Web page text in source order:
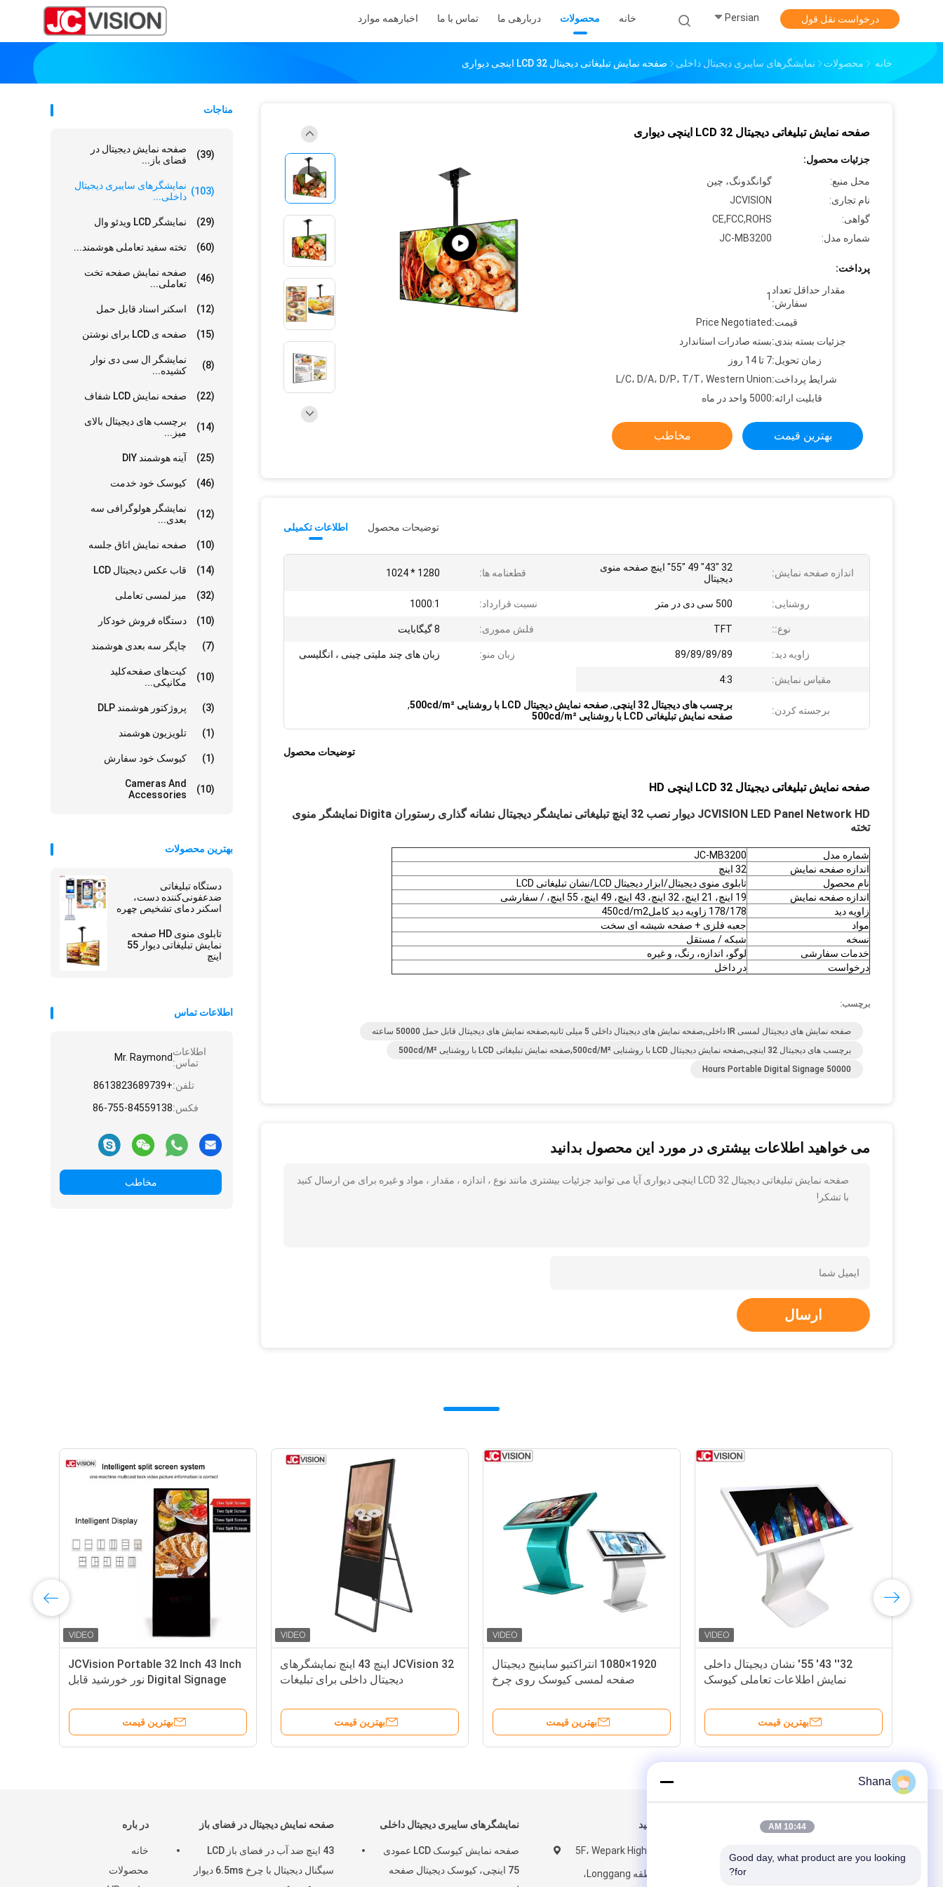
خانه محصولات دربارهی ما تماس با ما اخبار همه موارد Persian درخواست نقل قول
خانه محصولات نمایشگرهای سایبری دیجیتال داخلی صفحه نمایش تبلیغاتی دیجیتال LCD 32 اینچی دیواری
مناجات
صفحه نمایش دیجیتال در
فضای باز...
(39)
نمایشگرهای سایبری دیجیتال
داخلی...
(103)
نمایشگر LCD ویدئو وال (29)
تخته سفید تعاملی هوشمند... (60)
صفحه نمایش صفحه تخت
تعاملی...
(46)
اسکنر اسناد قابل حمل (12)
صفحه ی LCD برای نوشتن (15)
نمایشگر ال سی دی نوار
کشیده...
(8)
صفحه نمایش LCD شفاف (22)
برچسب های دیجیتال بالای
میز...
(14)
آینه هوشمند DIY (25)
کيوسک خود خدمت (46)
نمایشگر هولوگرافی سه
بعدی...
(12)
صفحه نمایش اتاق جلسه (10)
قاب عکس دیجیتال LCD (14)
میز لمسی تعاملی (32)
دستگاه فروش خودکار (10)
چاپگر سه بعدی هوشمند (7)
کیت‌های صفحه‌کلید
مکانیکی...
(10)
پروژکتور هوشمند DLP (3)
تلویزیون هوشمند (1)
کیوسک خود سفارش (1)
Cameras And
Accessories
(10)
بهترین محصولات
دستگاه تبلیغاتی
ضدعفونی‌کننده دست،
اسکنر دمای تشخیص چهره
تابلوی منوی HD صفحه
نمایش تبلیغاتی دیوار 55
اینچ
اطلاعات تماس
اطلاعات
تماس:Mr. Raymond
تلفن:+8613823689739
فکس:86-755-84559138
مخاطب
صفحه نمایش تبلیغاتی دیجیتال LCD 32 اینچی دیواری
جزئیات محصول:
محل منبع:
گوانگدونگ، چین
نام تجاری:
JCVISION
گواهی:
CE,FCC,ROHS
شماره مدل:
JC-MB3200
پرداخت:
مقدار حداقل تعداد
سفارش:
1
قیمت:Price Negotiated
جزئیات بسته بندی:بسته صادرات استاندارد
زمان تحویل:7 تا 14 روز
شرایط پرداخت:L/C، D/A، D/P، T/T، Western Union
قابلیت ارائه:5000 واحد در ماه
بهترین قیمت مخاطب
اطلاعات تکمیلی توضیحات محصول
اندازه صفحه نمایش:
32 "43" 49 "55" اینچ صفحه منوی
دیجیتال
قطعنامه ها: 1280 * 1024
روشنایی: 500 سی دی در متر نسبت قرارداد: 1000:1
نوع:: TFT فلش مموری: 8 گیگابایت
زاویه دید: 89/89/89/89 زبان منو: زبان های چند ملیتی چینی ، انگلیسی
مقیاس نمایش: 4:3
برجسته کردن: برچسب های دیجیتال 32 اینچی ,صفحه نمایش دیجیتال LCD با روشنایی 500cd/m²
,
صفحه نمایش تبلیغاتی LCD با روشنایی 500cd/m²
توضیحات محصول
صفحه نمایش تبلیغاتی دیجیتال LCD 32 اینچی HD
JCVISION LED Panel Network HD دیوار نصب 32 اینچ تبلیغاتی نمایشگر دیجیتال نشانه گذاری رستوران Digita نمایشگر منوی
تخته
شماره مدل
JC-MB3200
اندازه صفحه نمایش
32 اينچ
نام محصول
تابلوی منوی دیجیتال/ابزار دیجیتال LCD/نشان تبلیغاتی LCD
اندازه صفحه نمایش
19 اینچ، 21 اینچ، 32 اینچ، 43 اینچ، 49 اینچ، 55 اینچ، / سفارشی
زاویه دید
178/178 زاویه دید کامل450cd/m2
مواد
جعبه فلزی + صفحه شیشه ای سخت
نسخه
شبکه / مستقل
خدمات سفارشی
لوگو، اندازه، رنگ، و غیره
درخواست
در داخل
برچسب:
صفحه نمایش های دیجیتال لمسی IR داخلی,صفحه نمایش های دیجیتال داخلی 5 میلی ثانیه,صفحه نمایش های دیجیتال قابل حمل 50000 ساعته
برچسب های دیجیتال 32 اینچی,صفحه نمایش دیجیتال LCD با روشنایی 500cd/m²,صفحه نمایش تبلیغاتی LCD با روشنایی 500cd/m²
50000 Hours Portable Digital Signage
می خواهید اطلاعات بیشتری در مورد این محصول بدانید
صفحه نمایش تبلیغاتی دیجیتال LCD 32 اینچی دیواری آیا می توانید جزئیات بیشتری مانند نوع ، اندازه ، مقدار ، مواد و غیره برای من ارسال کنید
با تشکر!
ارسال
32'' 43' 55' نشان دیجیتال داخلی
نمایش اطلاعات تعاملی کیوسک
بهترین قیمت
1920×1080 انتراکتیو ساینیج دیجیتال
صفحه لمسی کیوسک روی چرخ
بهترین قیمت
JCVision 32 اینچ 43 اینچ نمایشگرهای
دیجیتال داخلی برای تبلیغات
بهترین قیمت
JCVision Portable 32 Inch 43 Inch
Digital Signage نور خورشید قابل
بهترین قیمت
در باره
خانه
محصولات
صفحه نمایش دیجیتال در فضای باز
43 اینچ ضد آب در فضای باز LCD
سیگنال دیجیتال با چرخ 6.5ms دیوار
نمایشگرهای سایبری دیجیتال داخلی
صفحه نمایش کیوسک LCD عمودی
75 اینچی، کیوسک دیجیتال صفحه
ما را دنبال کنید
5F، Wepark High-tech part،
Pinghu، منطقه Longgang،
Shana
10:44 AM
Good day, what product are you looking
for?